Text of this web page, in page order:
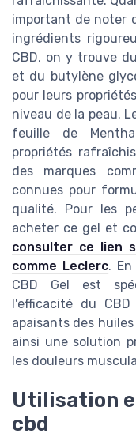
important de noter
ingrédients
CBD, on y trouve
et du butylène
pour leurs
niveau de la peau.
feuille de
propriétés
des marques
connues pour
qualité. Pour les
acheter ce gel et
consulter ce lien
comme Leclerc.
CBD Gel est
l'efficacité du
apaisants des
ainsi une solution
les douleurs
Utilisation
cbd